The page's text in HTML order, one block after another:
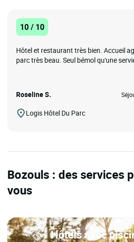
10 / 10
Hôtel et restaurant très bien. Accueil
parc très beau. Seul bémol qu'une
Roseline S.
Logis Hôtel Du Parc
Bozouls : des services
vous
Hôtels avec